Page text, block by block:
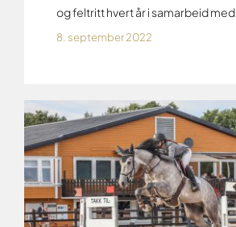
og feltritt hvert år i samarbeid med
8. september 2022